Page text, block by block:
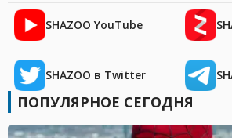
SHAZOO YouTube
SHAZOO в Twitter
ПОПУЛЯРНОЕ СЕГОДНЯ